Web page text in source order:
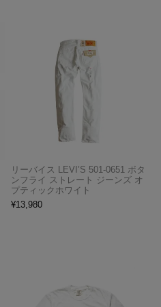
リーバイス LEVI’S 501-0651 ボタ
ンフライ ストレート ジーンズ オ
プティックホワイト
¥13,980